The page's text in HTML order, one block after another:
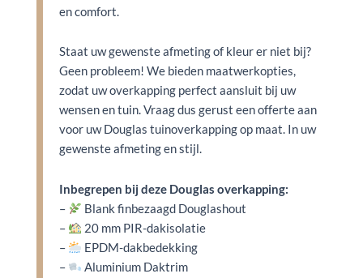
en comfort.
Staat uw gewenste afmeting of kleur er niet bij?
Geen probleem! We bieden maatwerkopties,
zodat uw overkapping perfect aansluit bij uw
wensen en tuin. Vraag dus gerust een offerte aan
voor uw Douglas tuinoverkapping op maat. In uw
gewenste afmeting en stijl.
Inbegrepen bij deze Douglas overkapping:
–
Blank finbezaagd Douglashout
–
20 mm PIR-dakisolatie
–
EPDM-dakbedekking
–
Aluminium Daktrim